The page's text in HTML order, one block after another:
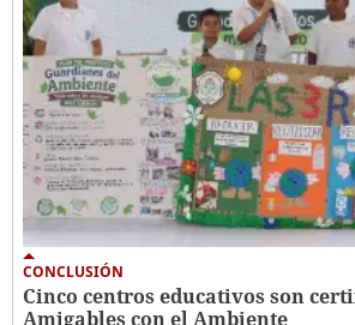
CONCLUSIÓN
Cinco centros educativos son
Amigables con el Ambiente